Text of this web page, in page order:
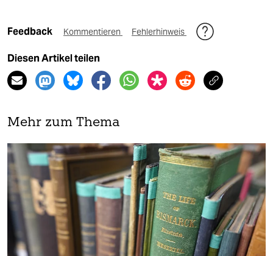
Feedback Kommentieren Fehlerhinweis
Diesen Artikel teilen
Mehr zum Thema